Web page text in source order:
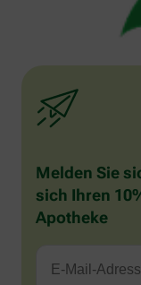
Melden Sie
sich Ihren
Apotheke